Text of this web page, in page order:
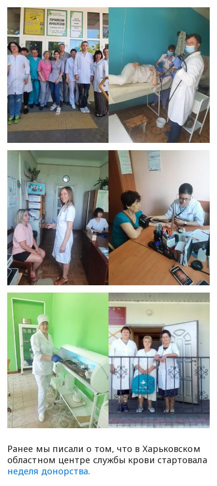
Ранее мы писали о том, что в Харьковском
областном центре службы крови стартовала
неделя донорства.